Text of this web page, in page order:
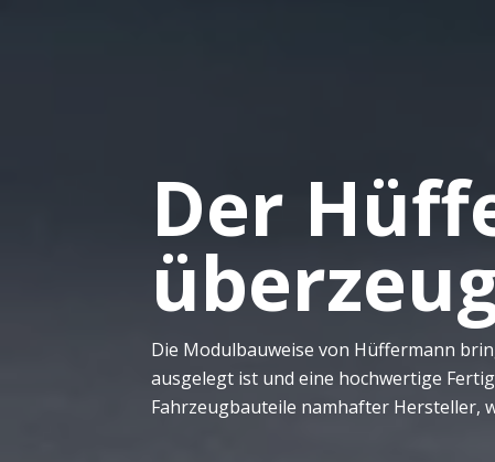
Der
Die Modulbauweise von Hüffermann
ausgelegt ist und eine hochwertige
Fahrzeugbauteile namhafter Hersteller,